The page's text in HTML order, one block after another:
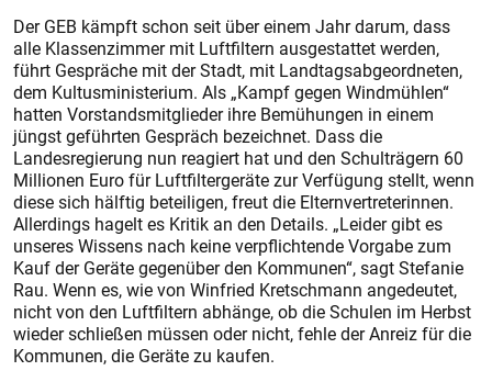
Der GEB kämpft schon seit über einem Jahr darum, dass
alle Klassenzimmer mit Luftfiltern ausgestattet werden,
führt Gespräche mit der Stadt, mit Landtagsabgeordneten,
dem Kultusministerium. Als „Kampf gegen Windmühlen“
hatten Vorstandsmitglieder ihre Bemühungen in einem
jüngst geführten Gespräch bezeichnet. Dass die
Landesregierung nun reagiert hat und den Schulträgern 60
Millionen Euro für Luftfiltergeräte zur Verfügung stellt, wenn
diese sich hälftig beteiligen, freut die Elternvertreterinnen.
Allerdings hagelt es Kritik an den Details. „Leider gibt es
unseres Wissens nach keine verpflichtende Vorgabe zum
Kauf der Geräte gegenüber den Kommunen“, sagt Stefanie
Rau. Wenn es, wie von Winfried Kretschmann angedeutet,
nicht von den Luftfiltern abhänge, ob die Schulen im Herbst
wieder schließen müssen oder nicht, fehle der Anreiz für die
Kommunen, die Geräte zu kaufen.